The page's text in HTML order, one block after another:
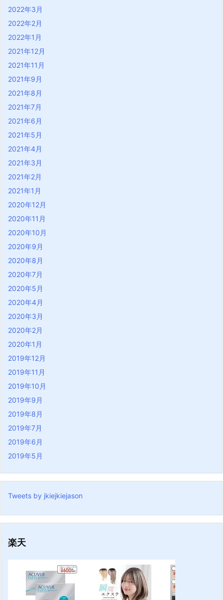
2022年3月
2022年2月
2022年1月
2021年12月
2021年11月
2021年9月
2021年8月
2021年7月
2021年6月
2021年5月
2021年4月
2021年3月
2021年2月
2021年1月
2020年12月
2020年11月
2020年10月
2020年9月
2020年8月
2020年7月
2020年5月
2020年4月
2020年3月
2020年2月
2020年1月
2019年12月
2019年11月
2019年10月
2019年9月
2019年8月
2019年7月
2019年6月
2019年5月
Tweets by jkiejkiejason
楽天